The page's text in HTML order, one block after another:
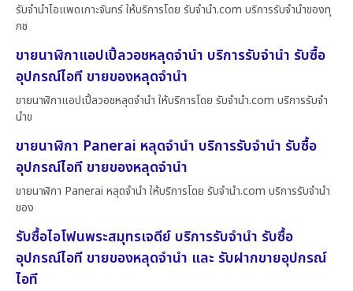
รับจำนำไอแพดเกาะจันทร์ ให้บริการโดย รับจํานํา.com บริการรับจำนำของทุ
กช
ขายนาฬิกาแอปเปิ้ลวอชหลุดจำนำ บริการรับจำนำ รับซื้อ
อุปกรณ์ไอที ขายของหลุดจำนำ
ขายนาฬิกาแอปเปิ้ลวอชหลุดจำนำ ให้บริการโดย รับจํานํา.com บริการรับจำ
นำข
ขายนาฬิกา Panerai หลุดจำนำ บริการรับจำนำ รับซื้อ
อุปกรณ์ไอที ขายของหลุดจำนำ
ขายนาฬิกา Panerai หลุดจำนำ ให้บริการโดย รับจํานํา.com บริการรับจำนำ
ของ
รับซื้อไอโฟนพระสมุทรเจดีย์ บริการรับจำนำ รับซื้อ
อุปกรณ์ไอที ขายของหลุดจำนำ และ รับฝากขายอุปกรณ์
ไอที